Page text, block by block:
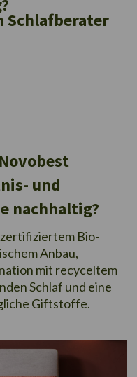
Schlafberater
und
nachhaltig?
Bio-
Anbau,
mit recyceltem
Schlaf und eine
Giftstoffe.